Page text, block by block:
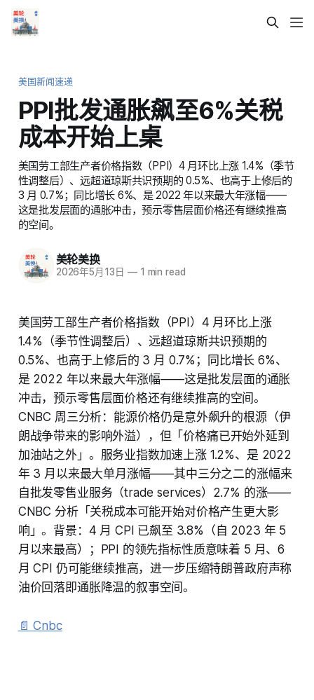
美国新闻速递
PPI批发通胀飙至6%关税
成本开始上桌
美国劳工部生产者价格指数（PPI）4 月环比上涨 1.4%（季节
性调整后）、远超道琼斯共识预期的 0.5%、也高于上修后的
3 月 0.7%；同比增长 6%、是 2022 年以来最大年涨幅——
这是批发层面的通胀冲击，预示零售层面价格还有继续推高
的空间。
美轮美换
2026年5月13日 —1 min read
美国劳工部生产者价格指数（PPI）4 月环比上涨
1.4%（季节性调整后）、远超道琼斯共识预期的
0.5%、也高于上修后的 3 月 0.7%；同比增长 6%、
是 2022 年以来最大年涨幅——这是批发层面的通胀
冲击，预示零售层面价格还有继续推高的空间。
CNBC 周三分析：能源价格仍是意外飙升的根源（伊
朗战争带来的影响外溢），但「价格痛已开始外延到
加油站之外」。服务业指数加速上涨 1.2%、是 2022
年 3 月以来最大单月涨幅——其中三分之二的涨幅来
自批发零售业服务（trade services）2.7% 的涨——
CNBC 分析「关税成本可能开始对价格产生更大影
响」。背景：4 月 CPI 已飙至 3.8%（自 2023 年 5
月以来最高）；PPI 的领先指标性质意味着 5 月、6
月 CPI 仍可能继续推高，进一步压缩特朗普政府声称
油价回落即通胀降温的叙事空间。
📄 Cnbc